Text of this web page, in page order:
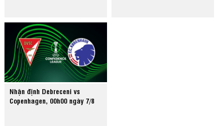
Nhận định Debreceni vs
Copenhagen, 00h00 ngày 7/8